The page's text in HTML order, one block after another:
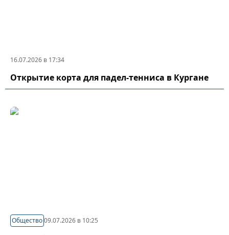
16.07.2026 в 17:34
Открытие корта для падел-тенниса в Кургане
Общество09.07.2026 в 10:25